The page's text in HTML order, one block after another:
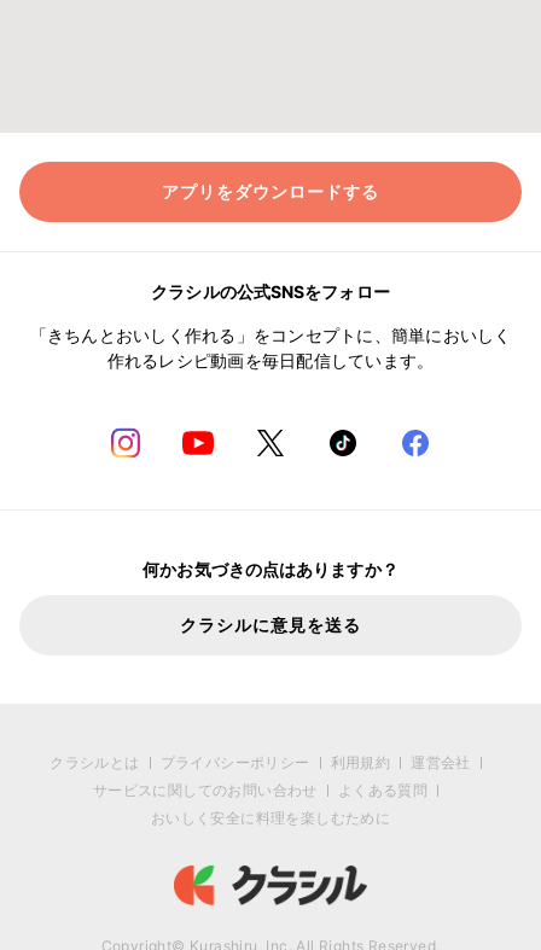
アプリをダウンロードする
クラシルの公式SNSをフォロー
「きちんとおいしく作れる」をコンセプトに、簡単においしく
作れるレシピ動画を毎日配信しています。
何かお気づきの点はありますか？
クラシルに意見を送る
クラシルとは プライバシーポリシー 利用規約
運営会社
サービスに関してのお問い合わせ
よくある質問
おいしく安全に料理を楽しむために
Copyright© Kurashiru, Inc. All Rights Reserved.